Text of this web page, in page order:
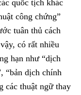
quốc tịch khác
công chứng”
tuân thủ cách
có rất nhiều
hạn như “dịch
“bản dịch chính
các thuật ngữ thay